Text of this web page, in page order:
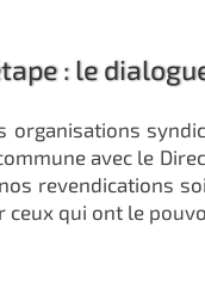
: le
organisations
avec le
revendications
ceux qui ont le